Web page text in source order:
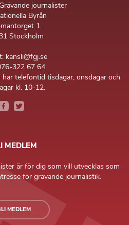
journalister
Byrån
1
Stockholm
kansli@fgj.se
322 67 64
har telefontid tisdagar, onsdagar och
kl. 10-12.
MEDLEM
är för dig som vill utvecklas som
för grävande journalistik.
MEDLEM